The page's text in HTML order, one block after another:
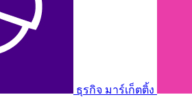
ธุรกิจ มาร์เก็ตติ้ง